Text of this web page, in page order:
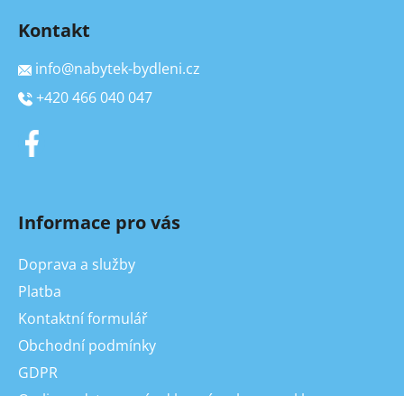
Kontakt
info@nabytek-bydleni.cz
+420 466 040 047
Informace pro vás
Doprava a služby
Platba
Kontaktní formulář
Obchodní podmínky
GDPR